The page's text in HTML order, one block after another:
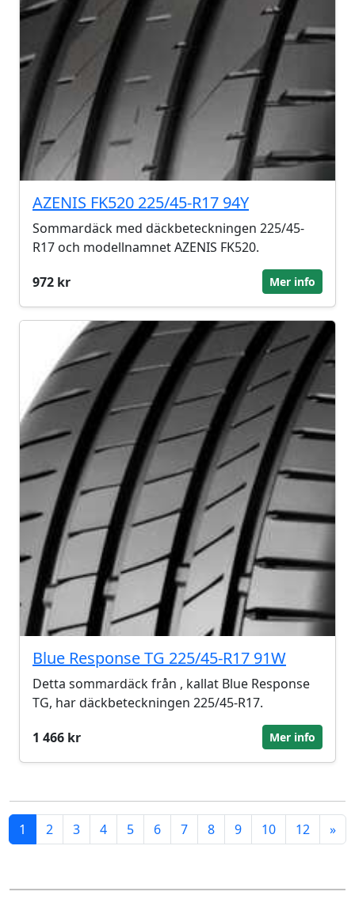
AZENIS FK520 225/45-R17 94Y
Sommardäck med däckbeteckningen 225/45-
R17 och modellnamnet AZENIS FK520.
972 kr
Mer info
Blue Response TG 225/45-R17 91W
Detta sommardäck från , kallat Blue Response
TG, har däckbeteckningen 225/45-R17.
1 466 kr
Mer info
1 2 3 4 5 6 7 8 9 10 12 »